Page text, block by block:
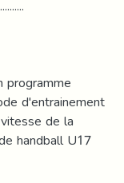
d'entrainement
de la
handball U17